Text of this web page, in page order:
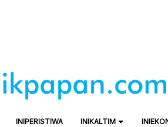
INIPERISTIWA INIKALTIM